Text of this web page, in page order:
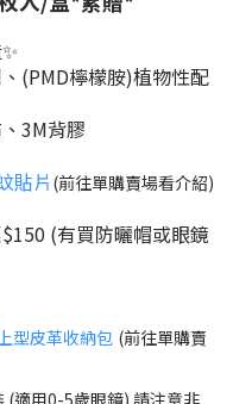
(PMD檸檬胺)植物性配
3M背膠
貼片(前往單購賣場看介紹)
(有買防曬帽或眼鏡
型皮革收納包 (前往單購賣